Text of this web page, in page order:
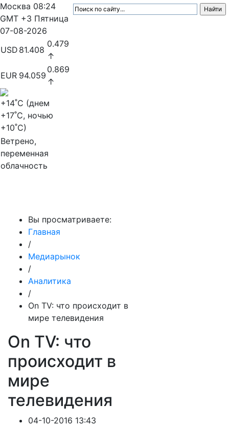
Москва 08:24
GMT +3 Пятница
07-08-2026
USD 81.408
0.479
↑
EUR 94.059
0.869
↑
+14˚C (днем
+17˚C, ночью
+10˚C)
Ветрено,
переменная
облачность
Вы просматриваете:
Главная
/
Медиарынок
/
Аналитика
/
On TV: что происходит в
мире телевидения
On TV: что
происходит в
мире
телевидения
04-10-2016 13:43